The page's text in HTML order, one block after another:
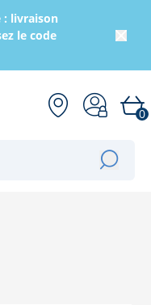
: livraison
le code
0